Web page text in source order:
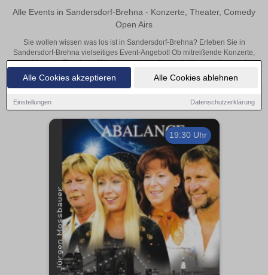
Alle Cookies akzeptieren Alle Cookies ablehnen
Einstellungen Datenschutzerklärung
Alle Events in Sandersdorf-Brehna - Konzerte, Theater, Comedy
Open Airs
Sie wollen wissen was los ist in Sandersdorf-Brehna? Erleben Sie in
Sandersdorf-Brehna vielseitiges Event-Angebot! Ob mitreißende Konzerte,
inspirierende Theateraufführungen oder aufregende Veranstaltungen in
Sandersdorf-Brehna – hier finden alles im Überblick und Tickets.
19:30 Uhr